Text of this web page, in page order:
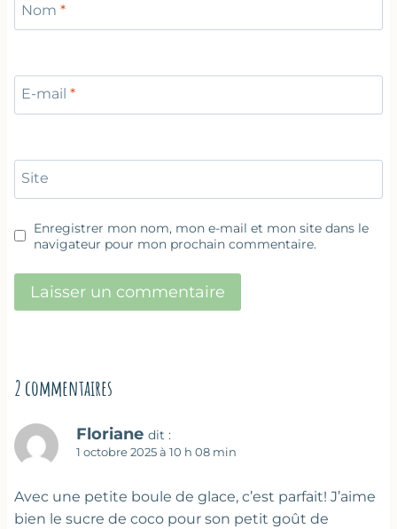
Nom *
E-mail *
Site
Enregistrer mon nom, mon e-mail et mon site dans le
navigateur pour mon prochain commentaire.
2 commentaires
Floriane dit :
1 octobre 2025 à 10 h 08 min
Avec une petite boule de glace, c’est parfait! J’aime
bien le sucre de coco pour son petit goût de